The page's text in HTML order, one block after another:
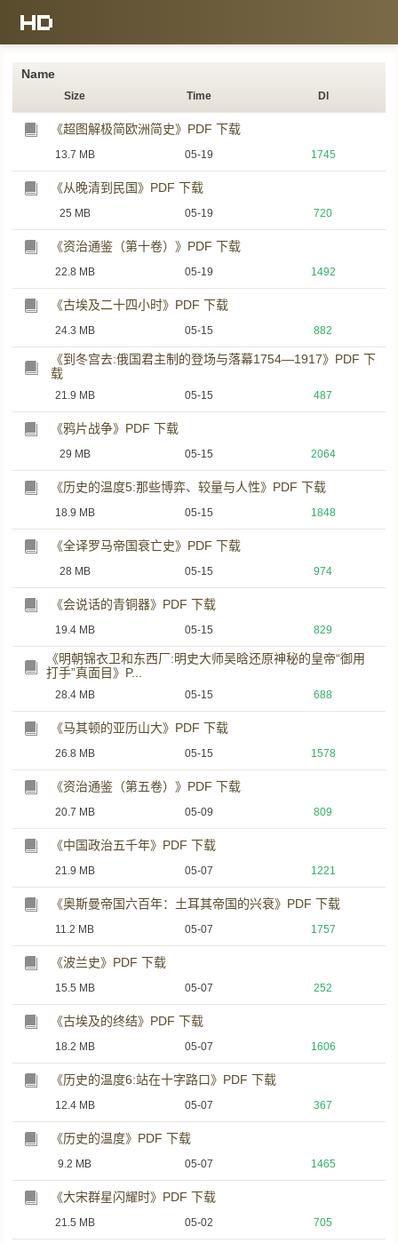
Name
Size Time Dl
《超图解极简欧洲简史》PDF 下载
13.7 MB 05-19 1745
《从晚清到民国》PDF 下载
25 MB 05-19 720
《资治通鉴（第十卷）》PDF 下载
22.8 MB 05-19 1492
《古埃及二十四小时》PDF 下载
24.3 MB 05-15 882
《到冬宫去:俄国君主制的登场与落幕1754—1917》PDF 下
载
21.9 MB 05-15 487
《鸦片战争》PDF 下载
29 MB 05-15 2064
《历史的温度5:那些博弈、较量与人性》PDF 下载
18.9 MB 05-15 1848
《全译罗马帝国衰亡史》PDF 下载
28 MB 05-15 974
《会说话的青铜器》PDF 下载
19.4 MB 05-15 829
《明朝锦衣卫和东西厂:明史大师吴晗还原神秘的皇帝“御用
打手”真面目》P...
28.4 MB 05-15 688
《马其顿的亚历山大》PDF 下载
26.8 MB 05-15 1578
《资治通鉴（第五卷）》PDF 下载
20.7 MB 05-09 809
《中国政治五千年》PDF 下载
21.9 MB 05-07 1221
《奥斯曼帝国六百年：土耳其帝国的兴衰》PDF 下载
11.2 MB 05-07 1757
《波兰史》PDF 下载
15.5 MB 05-07 252
《古埃及的终结》PDF 下载
18.2 MB 05-07 1606
《历史的温度6:站在十字路口》PDF 下载
12.4 MB 05-07 367
《历史的温度》PDF 下载
9.2 MB 05-07 1465
《大宋群星闪耀时》PDF 下载
21.5 MB 05-02 705